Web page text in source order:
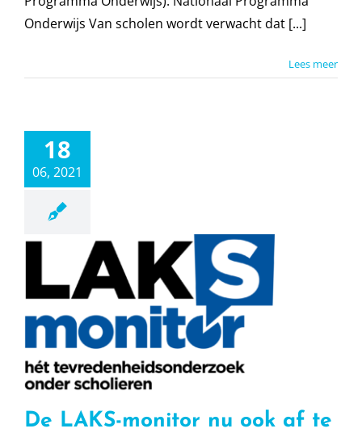
Onderwijs Van scholen wordt verwacht dat [...]
Lees meer
18
06, 2021
De LAKS-monitor nu ook af te